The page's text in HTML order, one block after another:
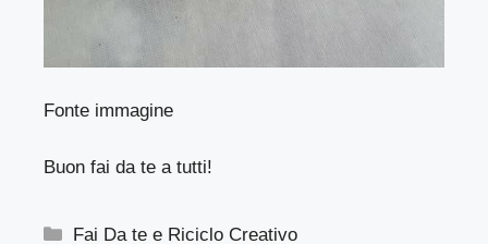
Fonte immagine
Buon fai da te a tutti!
Categorie
Fai Da te e Riciclo Creativo